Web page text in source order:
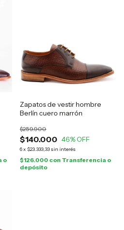
o
Zapatos de vestir hombre
Berlín cuero marrón
$140.000
$259.900
46% OFF
6x $23.333,33 sin interés
$126.000 con Transferencia o
depósito